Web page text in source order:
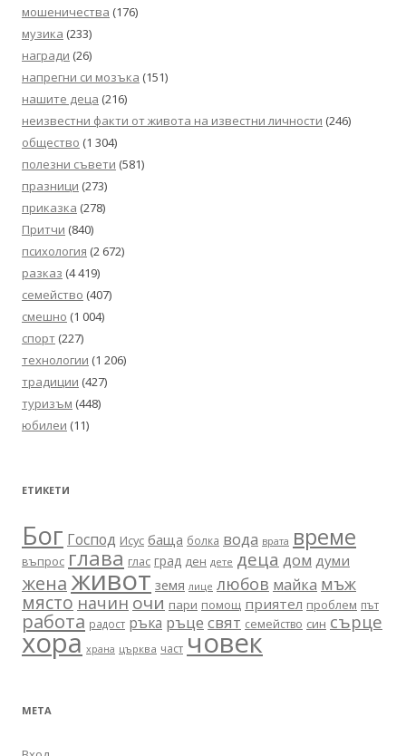
мошеничества (176)
музика (233)
награди (26)
напрегни си мозъка (151)
нашите деца (216)
неизвестни факти от живота на известни личности (246)
общество (1 304)
полезни съвети (581)
празници (273)
приказка (278)
Притчи (840)
психология (2 672)
разказ (4 419)
семейство (407)
смешно (1 004)
спорт (227)
технологии (1 206)
традиции (427)
туризъм (448)
юбилеи (11)
ЕТИКЕТИ
Бог Господ Исус баща болка вода врата време
въпрос глава глас град ден дете деца дом думи
женаживот земя лице любов майка мъж
място начин очи пари помощ приятел проблем път
работа радост ръка ръце свят семейство син сърце
хора храна църква част човек
МЕТА